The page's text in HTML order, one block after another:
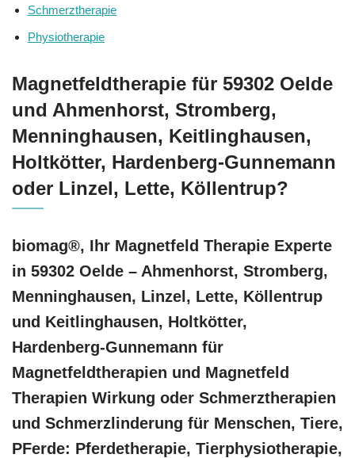
Schmerztherapie
Physiotherapie
Magnetfeldtherapie für 59302 Oelde
und Ahmenhorst, Stromberg,
Menninghausen, Keitlinghausen,
Holtkötter, Hardenberg-Gunnemann
oder Linzel, Lette, Köllentrup?
biomag®, Ihr Magnetfeld Therapie Experte
in 59302 Oelde – Ahmenhorst, Stromberg,
Menninghausen, Linzel, Lette, Köllentrup
und Keitlinghausen, Holtkötter,
Hardenberg-Gunnemann für
Magnetfeldtherapien und Magnetfeld
Therapien Wirkung oder Schmerztherapien
und Schmerzlinderung für Menschen, Tiere,
PFerde: Pferdetherapie, Tierphysiotherapie,